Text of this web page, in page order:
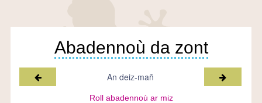
Abadennoù da zont
Miz a-raok An deiz-mañ Miz war-
Roll abadennoù ar miz